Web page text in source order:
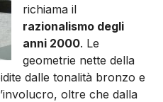
richiama il
razionalismo degli
anni 2000. Le
geometrie nette della
dalle tonalità bronzo e
oltre che dalla